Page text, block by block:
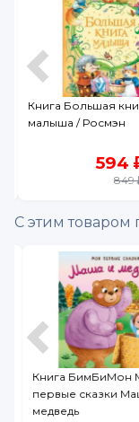
Книга Большая
малыша / Росмэн
594
849
С этим товаром
Книга БимБиМон
первые сказки
медведь